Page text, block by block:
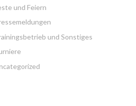
und Feiern
und Sonstiges